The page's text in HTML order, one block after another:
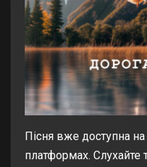
Пісня вже доступна на
платформах. Слухайте